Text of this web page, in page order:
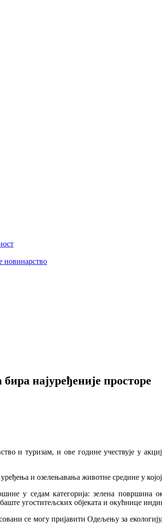
новинарство
најуређеније просторе
и туризам, и ове године учествује у
и озелењавања животне средине у
у седам категорија: зелена површина
угоститељских објеката и окућнице
се могу пријавити Одељењу за